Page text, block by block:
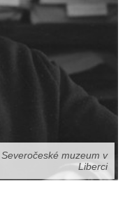
muzeum v
Liberci